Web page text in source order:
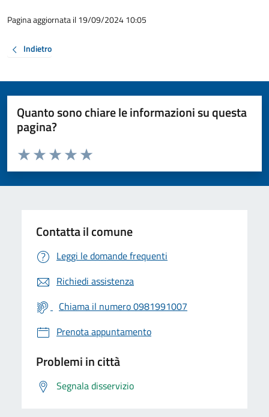
Pagina aggiornata il 19/09/2024 10:05
Indietro
Quanto sono chiare le informazioni su questa
pagina?
Valuta da 1 a 5 stelle la pagina
Valuta 5 stelle su 5
Valuta 4 stelle su 5
Valuta 3 stelle su 5
Valuta 2 stelle su 5
Valuta 1 stelle su 5
Contatta il comune
Leggi le domande frequenti
Richiedi assistenza
Chiama il numero 0981991007
Prenota appuntamento
Problemi in città
Segnala disservizio